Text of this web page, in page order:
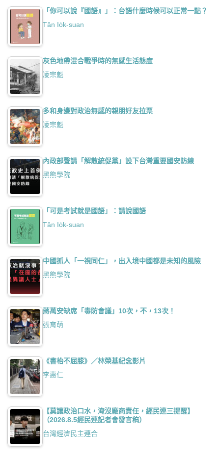
「你可以說『國語』」：台語什麼時候可以正常一點？
Tân Io̍k-suan
灰色地帶混合戰爭時的無感生活態度
凌宗魁
多和身邊對政治無感的親朋好友拉票
凌宗魁
內政部聲請「解散統促黨」設下台灣重要國安防線
黑熊學院
「可是考試就是國語」：請說國語
Tân Io̍k-suan
中國抓人「一視同仁」，出入境中國都是未知的風險
黑熊學院
蔣萬安缺席「毒防會議」10次，不，13次！
張育萌
《書枱不屈膝》／林榮基紀念影片
李惠仁
【莫讓政治口水，淹沒廠商責任，經民連三提醒】
（2026.8.5經民連記者會發言稿）
台灣經濟民主連合